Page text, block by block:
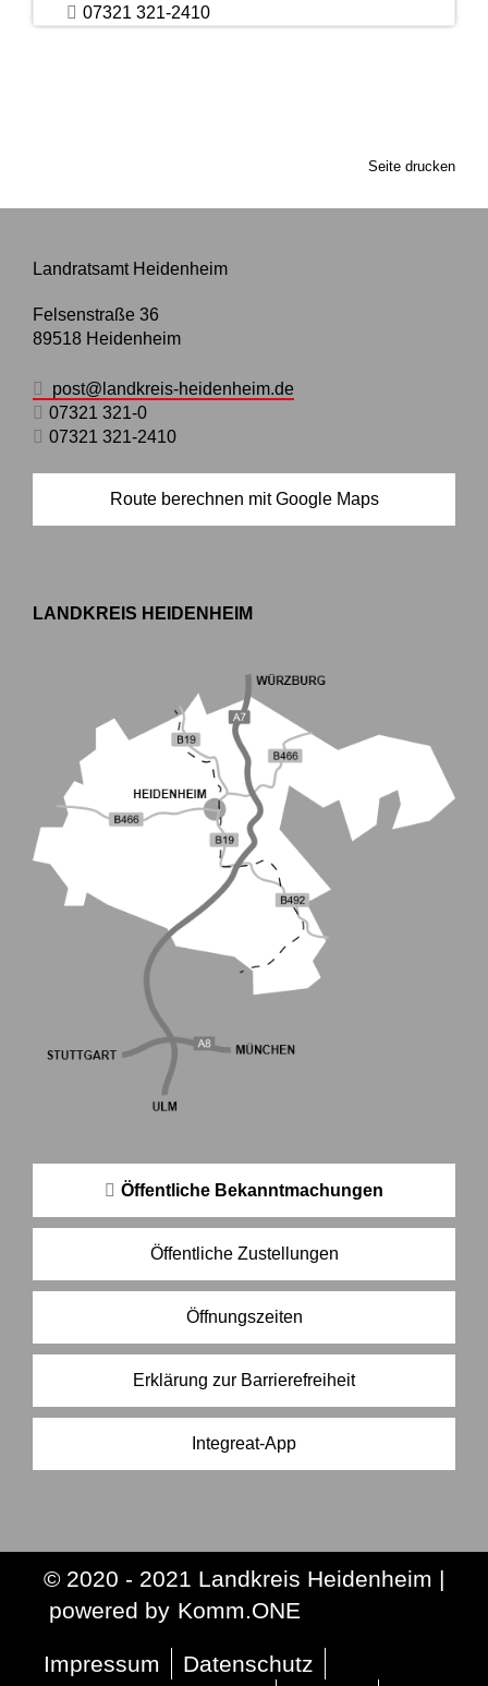
07321 321-2410
Seite drucken
Landratsamt Heidenheim
Felsenstraße 36
89518 Heidenheim
post@landkreis-heidenheim.de
07321 321-0
07321 321-2410
Route berechnen mit Google Maps
LANDKREIS HEIDENHEIM
Öffentliche Bekanntmachungen
Öffentliche Zustellungen
Öffnungszeiten
Erklärung zur Barrierefreiheit
Integreat-App
© 2020 - 2021 Landkreis Heidenheim |
powered by Komm.ONE
Impressum
Datenschutz